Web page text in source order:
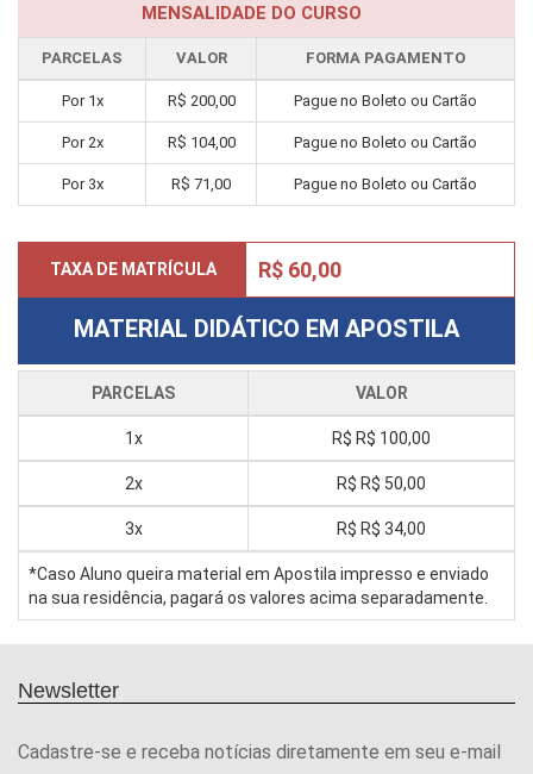
MENSALIDADE DO CURSO
PARCELAS VALOR FORMA PAGAMENTO
Por 1x R$ 200,00 Pague no Boleto ou Cartão
Por 2x R$ 104,00 Pague no Boleto ou Cartão
Por 3x R$ 71,00 Pague no Boleto ou Cartão
TAXA DE MATRÍCULA R$ 60,00
MATERIAL DIDÁTICO EM APOSTILA
PARCELAS VALOR
1x R$ R$ 100,00
2x R$ R$ 50,00
3x R$ R$ 34,00
*Caso Aluno queira material em Apostila impresso e enviado
na sua residência, pagará os valores acima separadamente.
Newsletter
Cadastre-se e receba notícias diretamente em seu e-mail